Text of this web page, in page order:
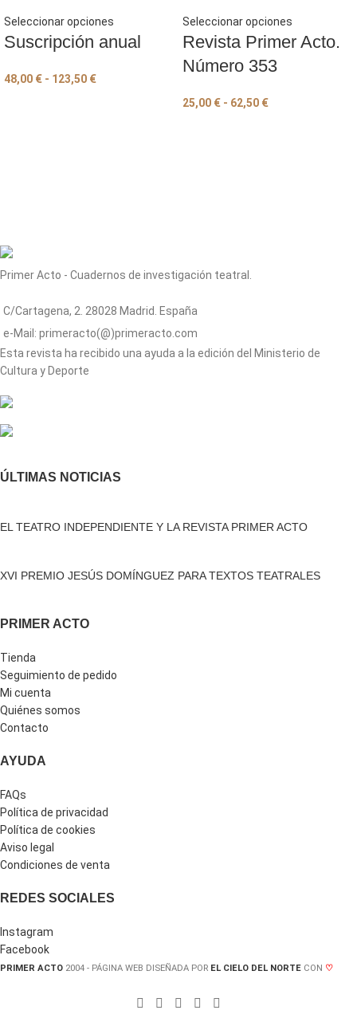
Seleccionar opciones
Suscripción anual
48,00 € - 123,50 €
Seleccionar opciones
Revista Primer Acto.
Número 353
25,00 € - 62,50 €
Primer Acto - Cuadernos de investigación teatral.
C/Cartagena, 2. 28028 Madrid. España
e-Mail: primeracto(@)primeracto.com
Esta revista ha recibido una ayuda a la edición del Ministerio de
Cultura y Deporte
ÚLTIMAS NOTICIAS
EL TEATRO INDEPENDIENTE Y LA REVISTA PRIMER ACTO
XVI PREMIO JESÚS DOMÍNGUEZ PARA TEXTOS TEATRALES
PRIMER ACTO
Tienda
Seguimiento de pedido
Mi cuenta
Quiénes somos
Contacto
AYUDA
FAQs
Política de privacidad
Política de cookies
Aviso legal
Condiciones de venta
REDES SOCIALES
Instagram
Facebook
PRIMER ACTO 2004 - PÁGINA WEB DISEÑADA POR EL CIELO DEL NORTE CON ♡